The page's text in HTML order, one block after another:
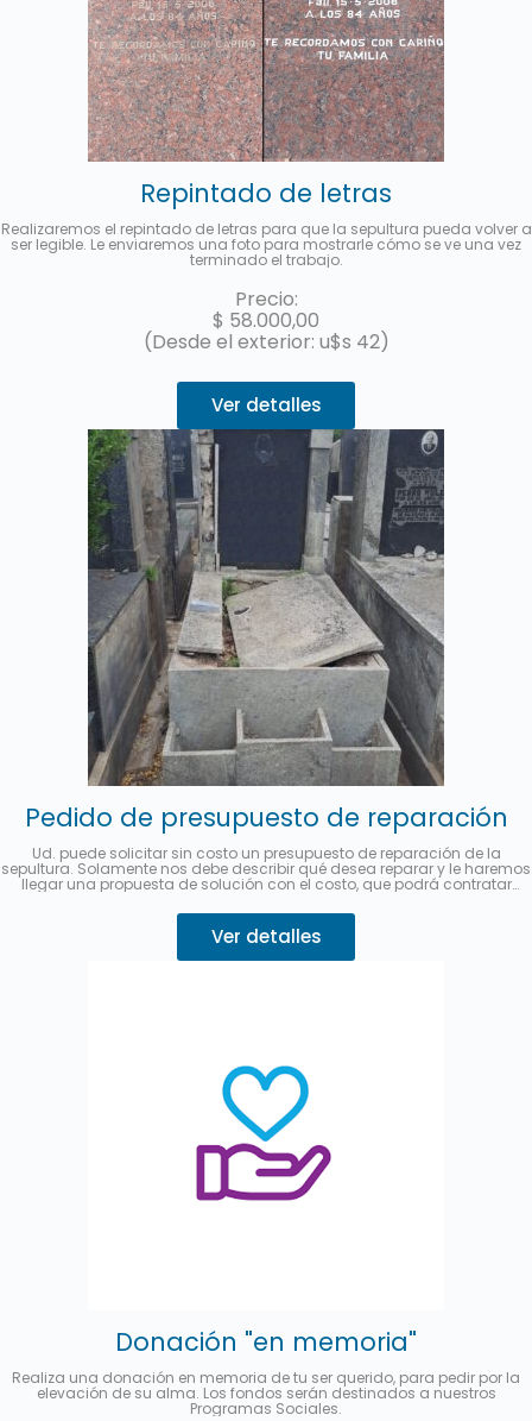
Repintado de letras
Realizaremos el repintado de letras para que la sepultura pueda volver a
ser legible. Le enviaremos una foto para mostrarle cómo se ve una vez
terminado el trabajo.
Precio:
$ 58.000,00
(Desde el exterior: u$s 42)
Ver detalles
Pedido de presupuesto de reparación
Ud. puede solicitar sin costo un presupuesto de reparación de la
sepultura. Solamente nos debe describir qué desea reparar y le haremos
llegar una propuesta de solución con el costo, que podrá contratar
interés con MercadoPago.Describa su pedido 👇
Ver detalles
Donación "en memoria"
Realiza una donación en memoria de tu ser querido, para pedir por la
elevación de su alma. Los fondos serán destinados a nuestros
Programas Sociales.